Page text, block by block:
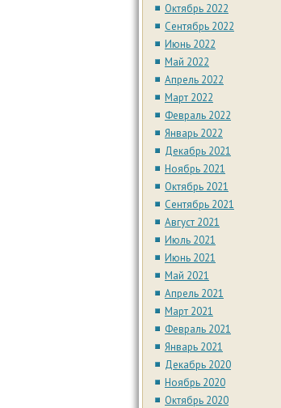
Октябрь 2022
Сентябрь 2022
Июнь 2022
Май 2022
Апрель 2022
Март 2022
Февраль 2022
Январь 2022
Декабрь 2021
Ноябрь 2021
Октябрь 2021
Сентябрь 2021
Август 2021
Июль 2021
Июнь 2021
Май 2021
Апрель 2021
Март 2021
Февраль 2021
Январь 2021
Декабрь 2020
Ноябрь 2020
Октябрь 2020